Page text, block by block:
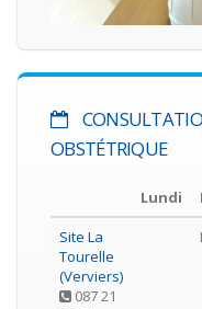
OBSTÉTRIQUE
Lundi
Site La
Tourelle
(Verviers)
087 21